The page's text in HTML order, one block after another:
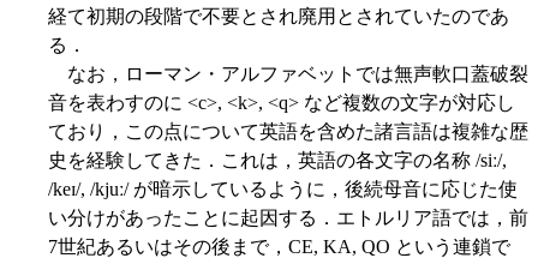
経て初期の段階で不要とされ廃用とされていたのであ
る．
なお，ローマン・アルファベットでは無声軟口蓋破裂
音を表わすのに <c>, <k>, <q> など複数の文字が対応し
ており，この点について英語を含めた諸言語は複雑な歴
史を経験してきた．これは，英語の各文字の名称 /siː/,
/keɪ/, /kjuː/ が暗示しているように，後続母音に応じた使
い分けがあったことに起因する．エトルリア語では，前
7世紀あるいはその後まで，CE, KA, QO という連鎖で